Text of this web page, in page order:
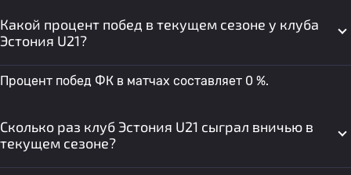
Какой процент побед в текущем сезоне у клуба
Эстония U21?
Процент побед ФК в матчах составляет 0 %.
Сколько раз клуб Эстония U21 сыграл вничью в
текущем сезоне?